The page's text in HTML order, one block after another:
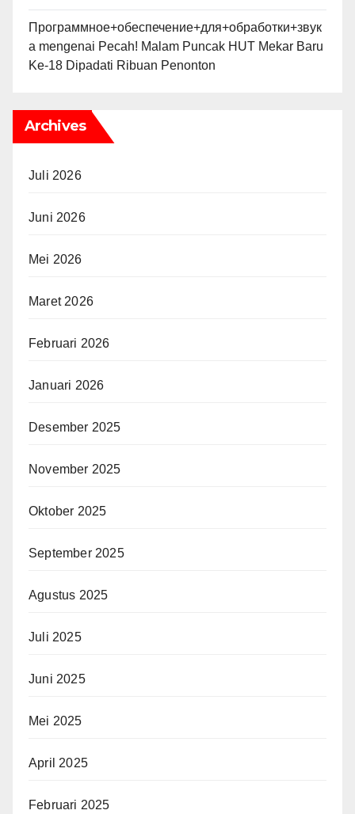
Программное+обеспечение+для+обработки+звук
а mengenai Pecah! Malam Puncak HUT Mekar Baru
Ke-18 Dipadati Ribuan Penonton
Archives
Juli 2026
Juni 2026
Mei 2026
Maret 2026
Februari 2026
Januari 2026
Desember 2025
November 2025
Oktober 2025
September 2025
Agustus 2025
Juli 2025
Juni 2025
Mei 2025
April 2025
Februari 2025